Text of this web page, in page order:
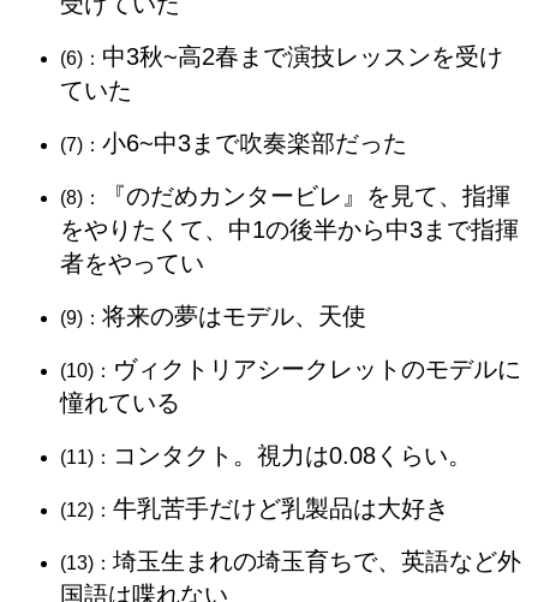
(6)： 中3秋~高2春まで演技レッスンを受け
ていた
(7)： 小6~中3まで吹奏楽部だった
(8)：
『のだめカンタービレ』を見て、指揮
をやりたくて、中1の後半から中3まで指揮
者をやってい
(9)： 将来の夢はモデル、天使
(10)： ヴィクトリアシークレットのモデルに
憧れている
(11)： コンタクト。視力は0.08くらい。
(12)： 牛乳苦手だけど乳製品は大好き
(13)： 埼玉生まれの埼玉育ちで、英語など外
国語は喋れない